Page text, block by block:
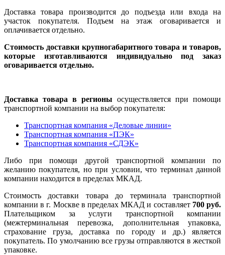
Доставка товара производится до подъезда или входа на
участок покупателя. Подъем на этаж оговаривается и
оплачивается отдельно.
Стоимость доставки крупногабаритного товара и товаров,
которые изготавливаются индивидуально под заказ
оговаривается отдельно.
Доставка товара в регионы осуществляется при помощи
транспортной компании на выбор покупателя:
Транспортная компания «Деловые линии»
Транспортная компания «ПЭК»
Транспортная компания «СДЭК»
Либо при помощи другой транспортной компании по
желанию покупателя, но при условии, что терминал данной
компании находится в пределах МКАД.
Стоимость доставки товара до терминала транспортной
компании в г. Москве в пределах МКАД и составляет 700 руб.
Плательщиком за услуги транспортной компании
(межтерминальная перевозка, дополнительная упаковка,
страхование груза, доставка по городу и др.) является
покупатель. По умолчанию все грузы отправляются в жесткой
упаковке.